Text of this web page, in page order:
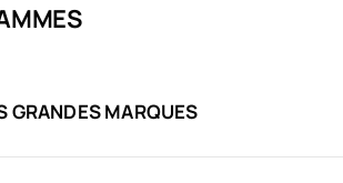
GRANDES MARQUES